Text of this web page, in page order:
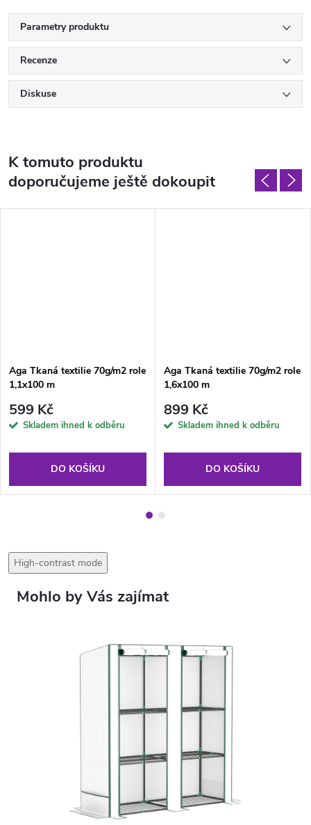
Parametry produktu
Recenze
Diskuse
K tomuto produktu
doporučujeme ještě dokoupit
Aga Tkaná textilie 70g/m2 role
1,1x100 m
599 Kč
Skladem ihned k odběru
DO KOŠÍKU
Aga Tkaná textilie 70g/m2 role
1,6x100 m
899 Kč
Skladem ihned k odběru
DO KOŠÍKU
High-contrast mode